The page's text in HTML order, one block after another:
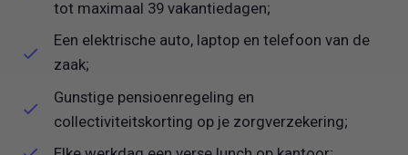
tot maximaal 39 vakantiedagen;
Een elektrische auto, laptop en telefoon van de
zaak;
Gunstige pensioenregeling en
collectiviteitskorting op je zorgverzekering;